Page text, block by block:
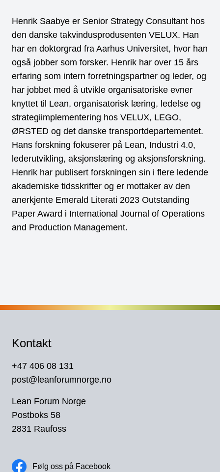
Henrik Saabye er Senior Strategy Consultant hos
den danske takvindusprodusenten VELUX. Han
har en doktorgrad fra Aarhus Universitet, hvor han
også jobber som forsker. Henrik har over 15 års
erfaring som intern forretningspartner og leder, og
har jobbet med å utvikle organisatoriske evner
knyttet til Lean, organisatorisk læring, ledelse og
strategiimplementering hos VELUX, LEGO,
ØRSTED og det danske transportdepartementet.
Hans forskning fokuserer på Lean, Industri 4.0,
lederutvikling, aksjonslæring og aksjonsforskning.
Henrik har publisert forskningen sin i flere ledende
akademiske tidsskrifter og er mottaker av den
anerkjente Emerald Literati 2023 Outstanding
Paper Award i International Journal of Operations
and Production Management.
Kontakt
+47 406 08 131
post@leanforumnorge.no
Lean Forum Norge
Postboks 58
2831 Raufoss
Følg oss på Facebook